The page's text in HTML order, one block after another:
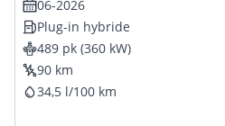
06-2026
Plug-in hybride
489 pk (360 kW)
90 km
34,5 l/100 km